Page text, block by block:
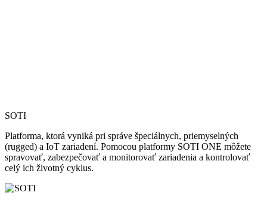
SOTI
Platforma, ktorá vyniká pri správe špeciálnych, priemyselných
(rugged) a IoT zariadení. Pomocou platformy SOTI ONE môžete
spravovať, zabezpečovať a monitorovať zariadenia a kontrolovať
celý ich životný cyklus.